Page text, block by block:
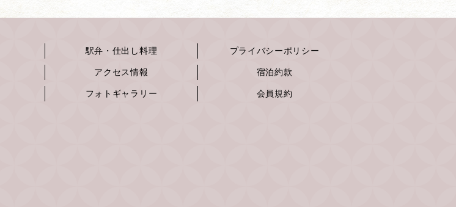
駅弁・仕出し料理
アクセス情報
フォトギャラリー
プライバシーポリシー
宿泊約款
会員規約